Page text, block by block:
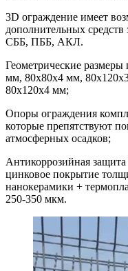
3D ограждение имеет
дополнительных
СББ, ПББ, АКЛ.
Геометрические
мм, 80х80х4 мм,
80х120х4 мм;
Опоры ограждения
которые препятствуют
атмосферных осадков;
Антикоррозийная
цинковое покрытие
нанокерамики +
250-350 мкм.